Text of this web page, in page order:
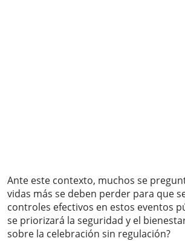
Ante este contexto, muchos se
vidas más se deben perder para que
controles efectivos en estos eventos
se priorizará la seguridad y el
sobre la celebración sin regulación?